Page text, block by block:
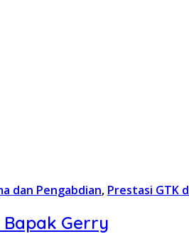
dan Pengabdian, Prestasi GTK
Bapak Gerry